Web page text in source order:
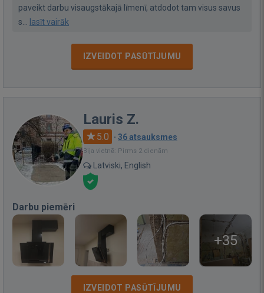
paveikt darbu visaugstākajā līmenī, atdodot tam visus savus
s... lasīt vairāk
IZVEIDOT PASŪTĪJUMU
Lauris Z.
5.0 · 36 atsauksmes
Bija vietnē: Pirms 2 dienām
Latviski, English
Darbu piemēri
+35
IZVEIDOT PASŪTĪJUMU